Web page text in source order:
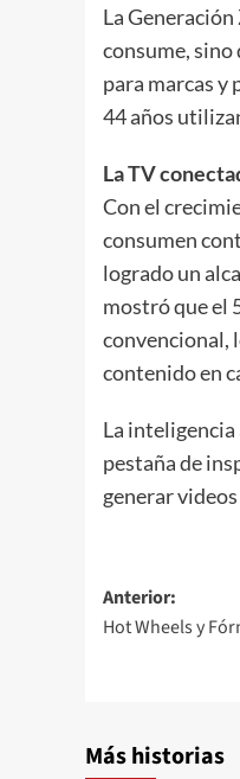
La
consume,
para marcas y
44 años
La TV
Con el
consumen
logrado un
mostró que el
convencional,
contenido en
La
pestaña de
generar
de
Anterior:
Hot Wheels y
Más historias